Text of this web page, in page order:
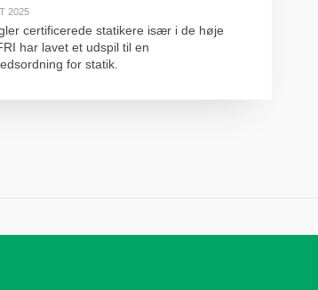
2025
certificerede statikere især i de høje
har lavet et udspil til en
for statik.